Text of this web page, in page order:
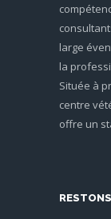
large
la
Située à
centre
offre un